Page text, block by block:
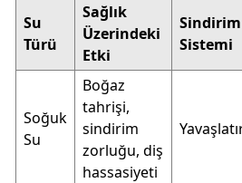
Su
Türü
Sağlık
Üzerindeki
Etki
Sindirim
Sistemi
Soğuk
Su
Boğaz
tahrişi,
sindirim
zorluğu, diş
hassasiyeti